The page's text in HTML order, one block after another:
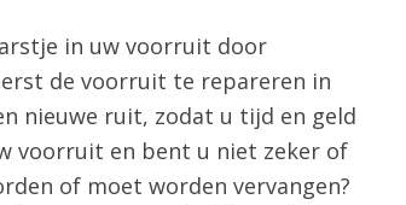
in uw voorruit door
de voorruit te repareren in
nieuwe ruit, zodat u tijd en geld
voorruit en bent u niet zeker of
of moet worden vervangen?